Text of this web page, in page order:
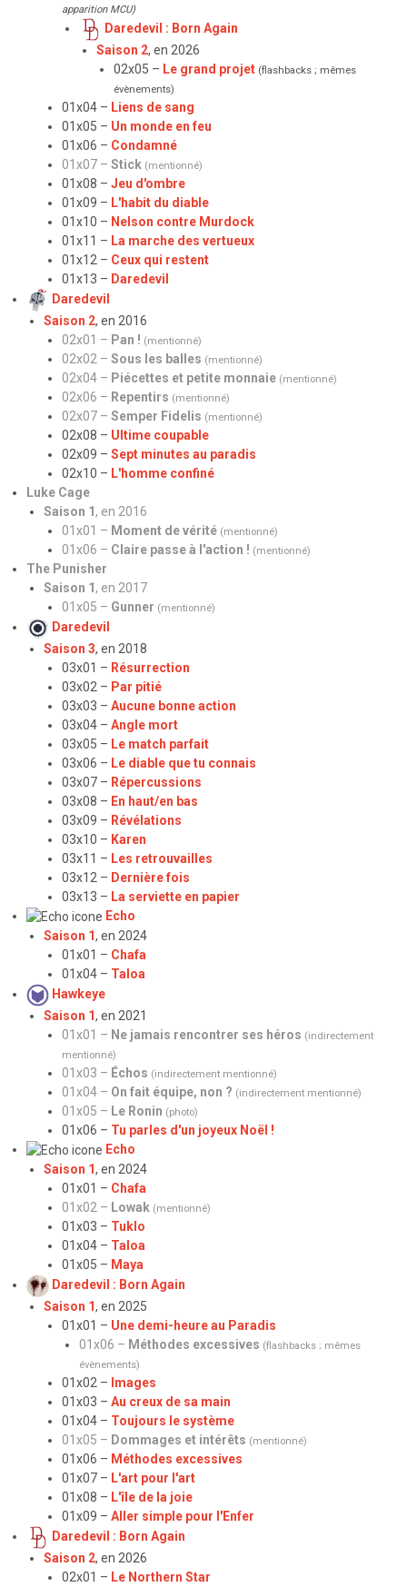
apparition MCU)
Daredevil : Born Again
Saison 2, en 2026
02x05 – Le grand projet (flashbacks ; mêmes
évènements)
01x04 – Liens de sang
01x05 – Un monde en feu
01x06 – Condamné
01x07 – Stick (mentionné)
01x08 – Jeu d'ombre
01x09 – L'habit du diable
01x10 – Nelson contre Murdock
01x11 – La marche des vertueux
01x12 – Ceux qui restent
01x13 – Daredevil
Daredevil
Saison 2, en 2016
02x01 – Pan ! (mentionné)
02x02 – Sous les balles (mentionné)
02x04 – Piécettes et petite monnaie (mentionné)
02x06 – Repentirs (mentionné)
02x07 – Semper Fidelis (mentionné)
02x08 – Ultime coupable
02x09 – Sept minutes au paradis
02x10 – L'homme confiné
Luke Cage
Saison 1, en 2016
01x01 – Moment de vérité (mentionné)
01x06 – Claire passe à l'action ! (mentionné)
The Punisher
Saison 1, en 2017
01x05 – Gunner (mentionné)
Daredevil
Saison 3, en 2018
03x01 – Résurrection
03x02 – Par pitié
03x03 – Aucune bonne action
03x04 – Angle mort
03x05 – Le match parfait
03x06 – Le diable que tu connais
03x07 – Répercussions
03x08 – En haut/en bas
03x09 – Révélations
03x10 – Karen
03x11 – Les retrouvailles
03x12 – Dernière fois
03x13 – La serviette en papier
Echo
Saison 1, en 2024
01x01 – Chafa
01x04 – Taloa
Hawkeye
Saison 1, en 2021
01x01 – Ne jamais rencontrer ses héros (indirectement
mentionné)
01x03 – Échos (indirectement mentionné)
01x04 – On fait équipe, non ? (indirectement mentionné)
01x05 – Le Ronin (photo)
01x06 – Tu parles d'un joyeux Noël !
Echo
Saison 1, en 2024
01x01 – Chafa
01x02 – Lowak (mentionné)
01x03 – Tuklo
01x04 – Taloa
01x05 – Maya
Daredevil : Born Again
Saison 1, en 2025
01x01 – Une demi-heure au Paradis
01x06 – Méthodes excessives (flashbacks ; mêmes
évènements)
01x02 – Images
01x03 – Au creux de sa main
01x04 – Toujours le système
01x05 – Dommages et intérêts (mentionné)
01x06 – Méthodes excessives
01x07 – L'art pour l'art
01x08 – L'île de la joie
01x09 – Aller simple pour l'Enfer
Daredevil : Born Again
Saison 2, en 2026
02x01 – Le Northern Star